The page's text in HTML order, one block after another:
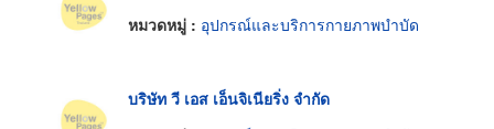
หมวดหมู่ : อุปกรณ์และบริการกายภาพบำบัด
บริษัท วี เอส เอ็นจิเนียริ่ง จำกัด